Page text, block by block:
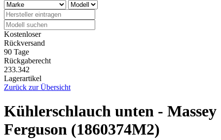
Kostenloser
Rückversand
90 Tage
Rückgaberecht
233.342
Lagerartikel
Zurück zur Übersicht
Kühlerschlauch unten - Massey
Ferguson (1860374M2)